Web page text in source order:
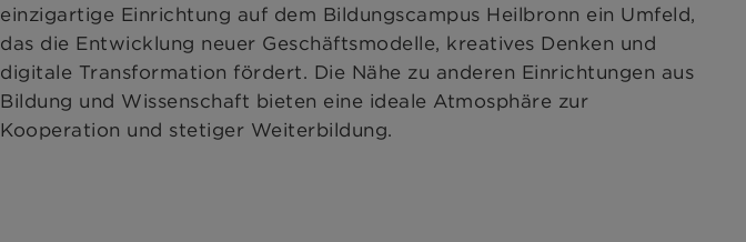
einzigartige Einrichtung auf dem Bildungscampus Heilbronn ein Umfeld,
das die Entwicklung neuer Geschäftsmodelle, kreatives Denken und
digitale Transformation fördert. Die Nähe zu anderen Einrichtungen aus
Bildung und Wissenschaft bieten eine ideale Atmosphäre zur
Kooperation und stetiger Weiterbildung.